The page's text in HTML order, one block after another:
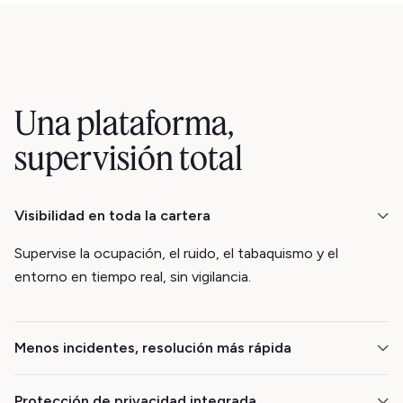
Una plataforma,
supervisión total
Visibilidad en toda la cartera
Supervise la ocupación, el ruido, el tabaquismo y el
entorno en tiempo real, sin vigilancia.
Menos incidentes, resolución más rápida